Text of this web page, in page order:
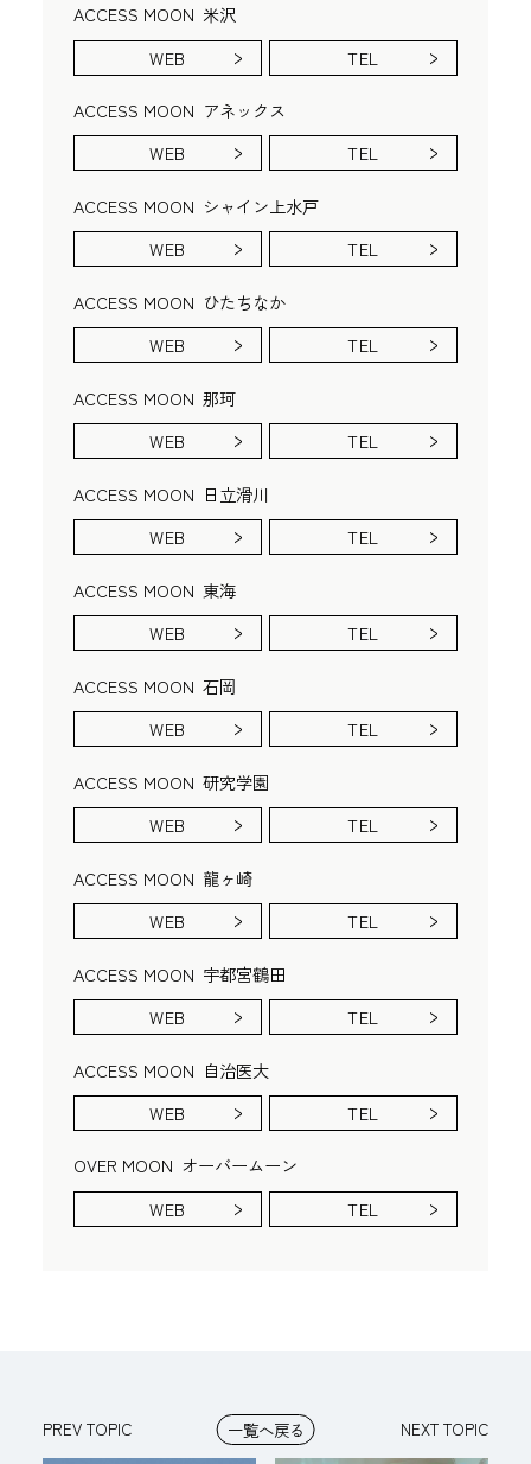
ACCESS MOON 米沢
WEB
TEL
ACCESS MOON アネックス
WEB
TEL
ACCESS MOON シャイン上水戸
WEB
TEL
ACCESS MOON ひたちなか
WEB
TEL
ACCESS MOON 那珂
WEB
TEL
ACCESS MOON 日立滑川
WEB
TEL
ACCESS MOON 東海
WEB
TEL
ACCESS MOON 石岡
WEB
TEL
ACCESS MOON 研究学園
WEB
TEL
ACCESS MOON 龍ヶ崎
WEB
TEL
ACCESS MOON 宇都宮鶴田
WEB
TEL
ACCESS MOON 自治医大
WEB
TEL
OVER MOON オーバームーン
WEB
TEL
PREV TOPIC 一覧へ戻る NEXT TOPIC